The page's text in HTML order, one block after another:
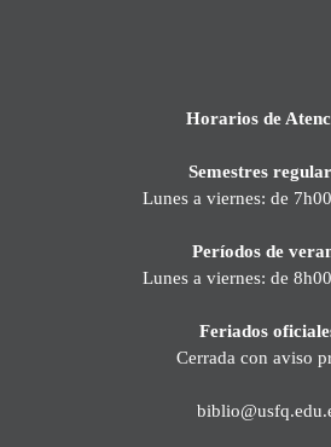
Horarios de
Semestres
Lunes a viernes: de
Períodos de
Lunes a viernes: de
Feriados
Cerrada con aviso